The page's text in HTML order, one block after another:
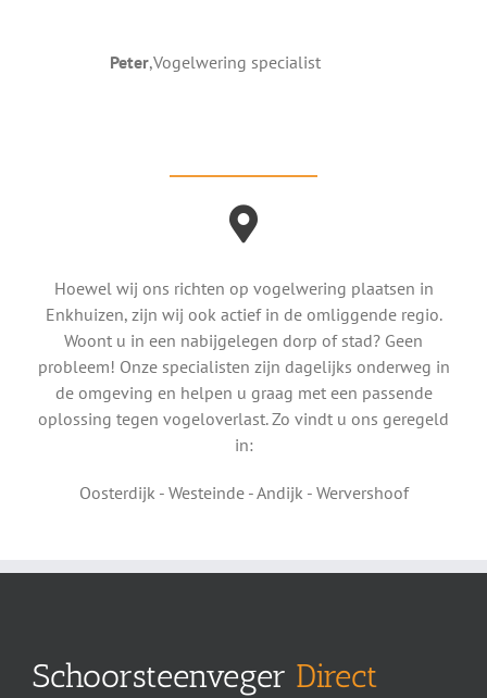
Peter,Vogelwering specialist
Hoewel wij ons richten op vogelwering plaatsen in
Enkhuizen, zijn wij ook actief in de omliggende regio.
Woont u in een nabijgelegen dorp of stad? Geen
probleem! Onze specialisten zijn dagelijks onderweg in
de omgeving en helpen u graag met een passende
oplossing tegen vogeloverlast. Zo vindt u ons geregeld
in:
Oosterdijk - Westeinde - Andijk - Wervershoof
Schoorsteenveger Direct